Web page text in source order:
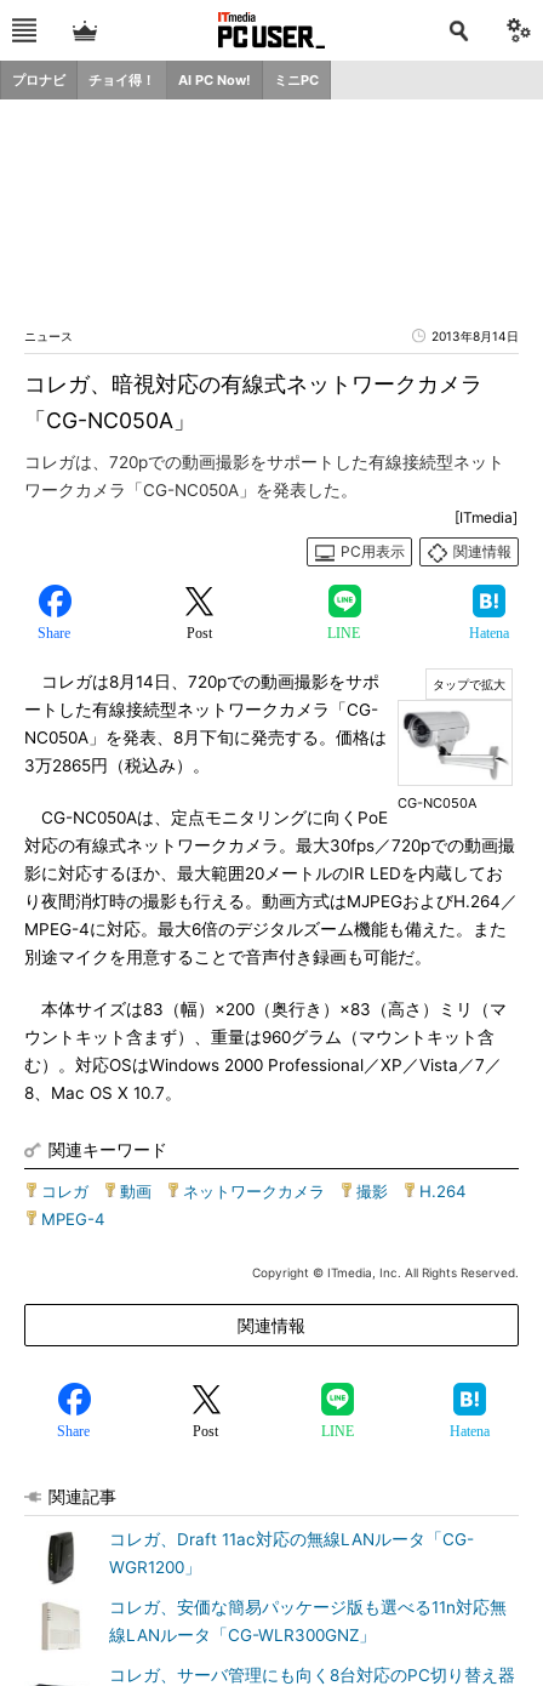
プロナビ チョイ得！ AI PC Now! ミニPC
ニュース 2013年8月14日
コレガ、暗視対応の有線式ネットワークカメラ
「CG-NC050A」
コレガは、720pでの動画撮影をサポートした有線接続型ネット
ワークカメラ「CG-NC050A」を発表した。
[ITmedia]
PC用表示
関連情報
Share Post LINE Hatena
CG-NC050A
コレガは8月14日、720pでの動画撮影をサポ
ートした有線接続型ネットワークカメラ「CG-
NC050A」を発表、8月下旬に発売する。価格は
3万2865円（税込み）。
CG-NC050Aは、定点モニタリングに向くPoE
対応の有線式ネットワークカメラ。最大30fps／720pでの動画撮
影に対応するほか、最大範囲20メートルのIR LEDを内蔵してお
り夜間消灯時の撮影も行える。動画方式はMJPEGおよびH.264／
MPEG-4に対応。最大6倍のデジタルズーム機能も備えた。また
別途マイクを用意することで音声付き録画も可能だ。
本体サイズは83（幅）×200（奥行き）×83（高さ）ミリ（マ
ウントキット含まず）、重量は960グラム（マウントキット含
む）。対応OSはWindows 2000 Professional／XP／Vista／7／
8、Mac OS X 10.7。
関連キーワード
コレガ| 動画 ネットワークカメラ 撮影 H.264
MPEG-4
Copyright © ITmedia, Inc. All Rights Reserved.
関連情報
Share Post LINE Hatena
関連記事
コレガ、Draft 11ac対応の無線LANルータ「CG-
WGR1200」
コレガ、安価な簡易パッケージ版も選べる11n対応無
線LANルータ「CG-WLR300GNZ」
コレガ、サーバ管理にも向く8台対応のPC切り替え器